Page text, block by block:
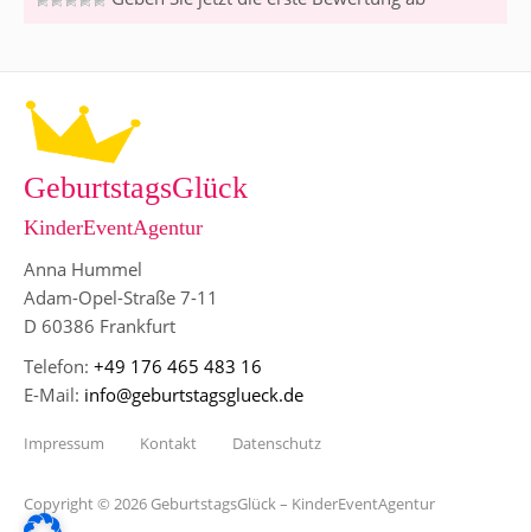
GeburtstagsGlück
KinderEventAgentur
Anna Hummel
Adam-Opel-Straße 7-11
D 60386 Frankfurt
Telefon: +49 176 465 483 16
E-Mail: info@geburtstagsglueck.de
Copyright © 2026 GeburtstagsGlück – KinderEventAgentur
Impressum Kontakt Datenschutz